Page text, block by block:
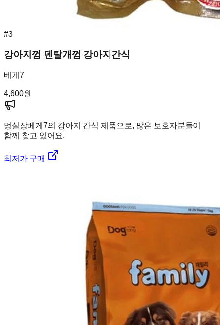
#3
강아지껌 덴탈개껌 강아지간식
베게7
4,600원
멍실장베게7의 강아지 간식 제품으로, 많은 보호자분들이
함께 찾고 있어요.
최저가 구매